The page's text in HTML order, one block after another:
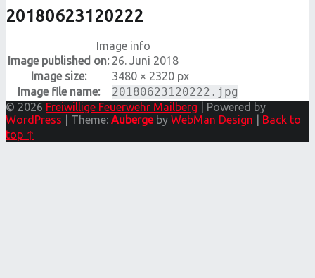
20180623120222
Image info
Image published on: 26. Juni 2018
Image size:
3480 × 2320 px
Image file name:
20180623120222.jpg
© 2026 Freiwillige Feuerwehr Mailberg
Powered by
WordPress
Theme: Aubergeby WebMan Design
Back to
top ↑